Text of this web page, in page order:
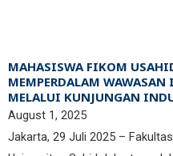
MAHASISWA FIKOM
MEMPERDALAM
MELALUI KUNJUNGAN
August 1, 2025
Jakarta, 29 Juli 2025 –